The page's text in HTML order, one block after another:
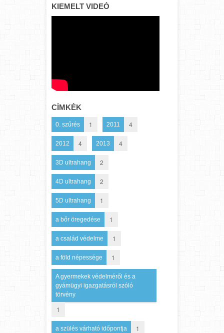
KIEMELT VIDEÓ
CÍMKÉK
0. szűrés 1 2011 4
2012 4 2013 4
3D ultrahang 2
4D ultrahang 2
5D ultrahang 1
a bőr öregedése 1
a család védelme 1
a föld népessége 1
A gyermekek védelméről és a
gyámügyi igazgatásról szóló
törvény
1
a szülés várható időpontja 1